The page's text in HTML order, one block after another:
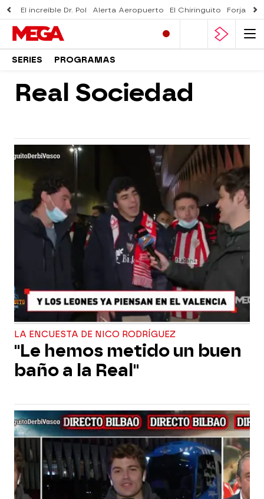
El increíble Dr. Pol Alerta Aeropuerto El Chiringuito Forjado
SERIES PROGRAMAS
Real Sociedad
LA ENCUESTA DE NICO RODRÍGUEZ
"Le hemos metido un buen
baño a la Real"